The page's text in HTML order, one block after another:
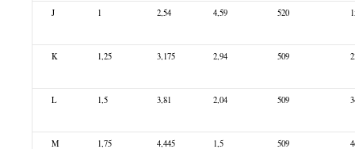
J 1 2,54 4,59 520
K 1,25 3,175 2,94 509
L 1,5 3,81 2,04 509
M 1,75 4,445 1,5 509